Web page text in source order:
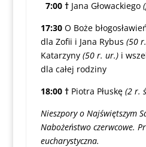
7:00 † Jana Głowackiego
17:30 O Boże
dla Zofii i Jana Rybus (50
Katarzyny (50 r. ur.)i
dla całej rodziny
18:00 † Piotra Płuskę (2 r.
Nieszpory o Najświętszym
Nabożeństwo czerwcowe.
eucharystyczna.